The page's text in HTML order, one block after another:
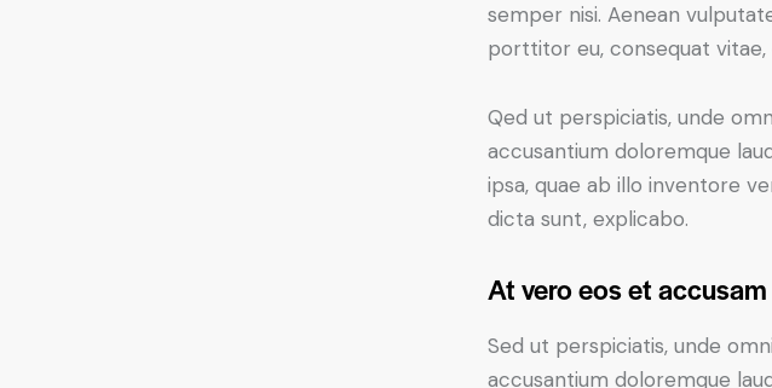
semper nisi. Aenean
porttitor eu, consequat vitae,
Qed ut perspiciatis, unde
accusantium doloremque
ipsa, quae ab illo inventore
dicta sunt, explicabo.
At vero eos et accusam
Sed ut perspiciatis, unde
accusantium doloremque